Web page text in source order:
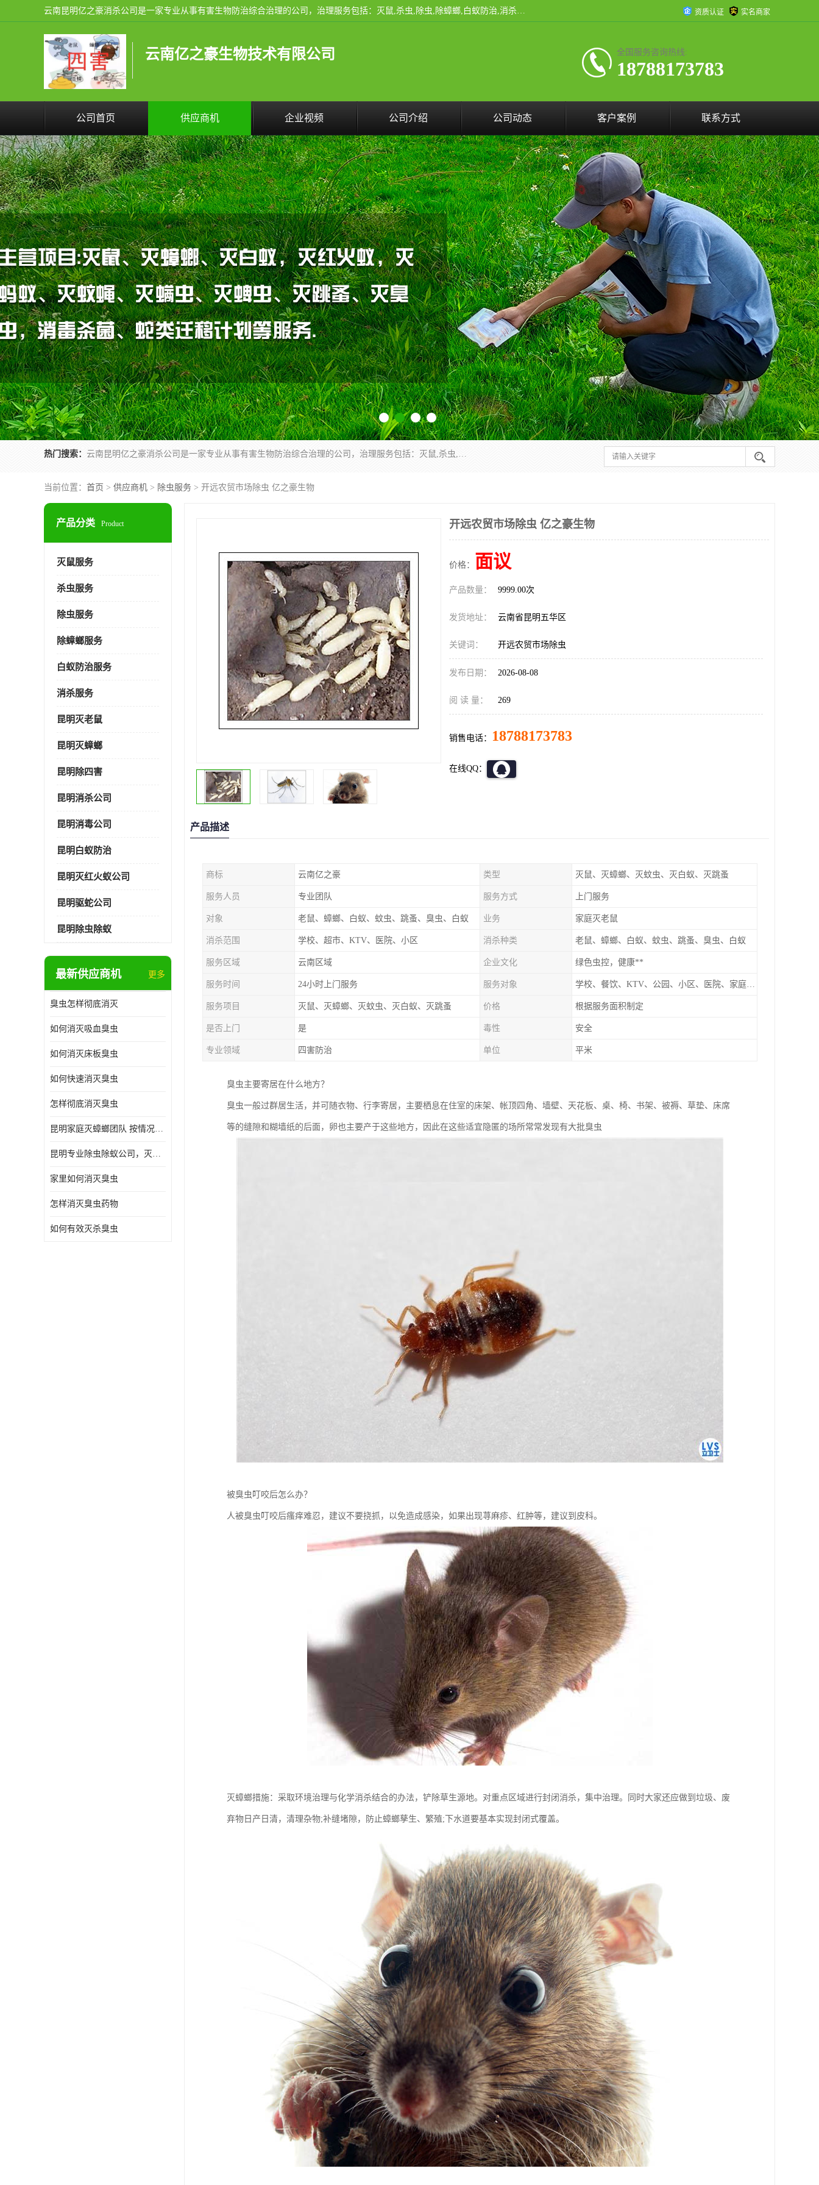
云南昆明亿之豪消杀公司是一家专业从事有害生物防治综合治理的公司，治理服务包括：灭鼠,杀虫,除虫,除蟑螂,白蚁防治,消杀等；安全环保,快速上门,价格透明,完善的售后服务,不影响您的生活工作。 资质认证 实名商家
云南亿之豪生物技术有限公司 全国服务咨询热线:
18788173783
公司首页 供应商机 企业视频 公司介绍 公司动态 客户案例 联系方式
热门搜索： 云南昆明亿之豪消杀公司是一家专业从事有害生物防治综合治理的公司，治理服务包括：灭鼠,杀虫,除虫,除蟑螂,白蚁防治,消杀等；安全环保,快速上门,价格透明,完善的售后服务,不影响您的生活工作。
当前位置： 首页 > 供应商机 > 除虫服务 > 开远农贸市场除虫 亿之豪生物
产品分类 Product
灭鼠服务
杀虫服务
除虫服务
除蟑螂服务
白蚁防治服务
消杀服务
昆明灭老鼠
昆明灭蟑螂
昆明除四害
昆明消杀公司
昆明消毒公司
昆明白蚁防治
昆明灭红火蚁公司
昆明驱蛇公司
昆明除虫除蚁
最新供应商机 更多
臭虫怎样彻底消灭
如何消灭吸血臭虫
如何消灭床板臭虫
如何快速消灭臭虫
怎样彻底消灭臭虫
昆明家庭灭蟑螂团队 按情况提出解决方案
昆明专业除虫除蚁公司，灭鼠，灭蟑螂，灭蚊虫，灭白蚁，灭红火蚁
家里如何消灭臭虫
怎样消灭臭虫药物
如何有效灭杀臭虫
开远农贸市场除虫 亿之豪生物
价格： 面议
产品数量： 9999.00次
发货地址： 云南省昆明五华区
关键词： 开远农贸市场除虫
发布日期： 2026-08-08
阅 读 量： 269
销售电话： 18788173783
在线QQ：
产品描述
商标 云南亿之豪 类型 灭鼠、灭蟑螂、灭蚊虫、灭白蚁、灭跳蚤
服务人员 专业团队 服务方式 上门服务
对象 老鼠、蟑螂、白蚁、蚊虫、跳蚤、臭虫、白蚁 业务 家庭灭老鼠
消杀范围 学校、超市、KTV、医院、小区 消杀种类 老鼠、蟑螂、白蚁、蚊虫、跳蚤、臭虫、白蚁
服务区域 云南区域 企业文化 绿色虫控，健康**
服务时间 24小时上门服务 服务对象 学校、餐饮、KTV、公园、小区、医院、家庭、超市
服务项目 灭鼠、灭蟑螂、灭蚊虫、灭白蚁、灭跳蚤 价格 根据服务面积制定
是否上门 是 毒性 安全
专业领域 四害防治 单位 平米
臭虫主要寄居在什么地方？
臭虫一般过群居生活，并可随衣物、行李寄居，主要栖息在住室的床架、帐顶四角、墙壁、天花板、桌、椅、书架、被褥、草垫、床席
等的缝隙和糊墙纸的后面，卵也主要产于这些地方，因此在这些适宜隐匿的场所常常发现有大批臭虫
被臭虫叮咬后怎么办？
人被臭虫叮咬后瘙痒难忍，建议不要挠抓，以免造成感染，如果出现荨麻疹、红肿等，建议到皮科。
灭蟑螂措施：采取环境治理与化学消杀结合的办法，铲除草生源地。对重点区域进行封闭消杀，集中治理。同时大家还应做到垃圾、废
弃物日产日清，清理杂物;补缝堵隙，防止蟑螂孳生、繁殖;下水道要基本实现封闭式覆盖。